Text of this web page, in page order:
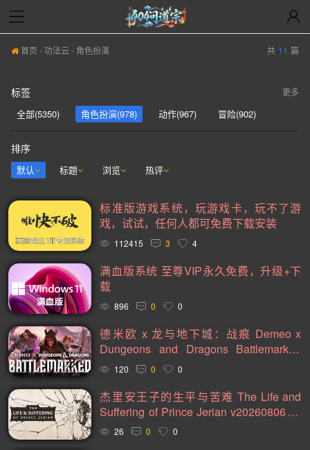
首页 -功法云- 角色扮演 共 11 篇
标签
全部(5350) 角色扮演(978) 动作(967)
冒险(902)
策略(555)
开放世界(531) 休闲(528)
奇幻(373)
射击(362) 3D(351)
合作(350)
沙盒(341)
女性主角(332) 解谜(330)
恐怖(306)
科幻(297) 模拟经营(282)
日系游戏(278)
暴力(278)
氛围(277)
2D(242)
可爱(234) 轻度 Rogue(224)
即时战略(215)
管理(198) 砍杀(196)
太空(194)
血腥(184)
解谜冒险(177) 街机(176)
驾驶(169)
回合制战斗(168)
选择取向(161)
冒险(158)
视觉小说(156)
类魂系列(155)
横向滚屏(155)
卡通风格(155)
更多
排序
默认 标题 浏览 热评
标准版游戏系统，玩游戏卡，玩不了游
戏，试试，任何人都可免费下载安装
112415 3 4
满血版系统 至尊VIP永久免费，升级+下
载
896 0 0
德米欧 x 龙与地下城：战痕 Demeo x
Dungeons and Dragons Battlemarked
v6.0.35766版|集成全DLC|官方中文==支
120 0 0
杰里安王子的生平与苦难 The Life and
Suffering of Prince Jerian v20260806版|
集成全DLC|官方中文
26 0 0